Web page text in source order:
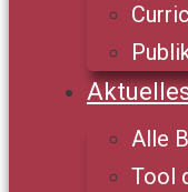
Alle
Tool